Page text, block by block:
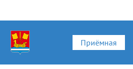
Приёмная